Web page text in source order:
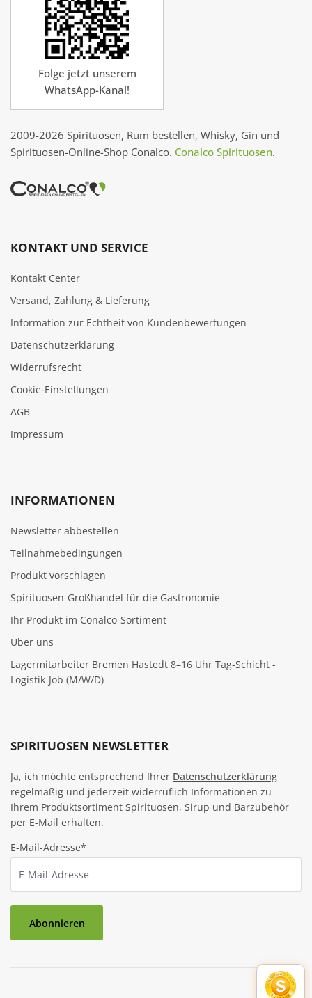
Folge jetzt unserem
WhatsApp-Kanal!
2009-2026 Spirituosen, Rum bestellen, Whisky, Gin und
Spirituosen-Online-Shop Conalco. Conalco Spirituosen.
KONTAKT UND SERVICE
Kontakt Center
Versand, Zahlung & Lieferung
Information zur Echtheit von Kundenbewertungen
Datenschutzerklärung
Widerrufsrecht
Cookie‑Einstellungen
AGB
Impressum
INFORMATIONEN
Newsletter abbestellen
Teilnahmebedingungen
Produkt vorschlagen
Spirituosen-Großhandel für die Gastronomie
Ihr Produkt im Conalco-Sortiment
Über uns
Lagermitarbeiter Bremen Hastedt 8–16 Uhr Tag-Schicht -
Logistik-Job (M/W/D)
SPIRITUOSEN NEWSLETTER
Ja, ich möchte entsprechend Ihrer Datenschutzerklärung
regelmäßig und jederzeit widerruflich Informationen zu
Ihrem Produktsortiment Spirituosen, Sirup und Barzubehör
per E-Mail erhalten.
E-Mail-Adresse*
Abonnieren